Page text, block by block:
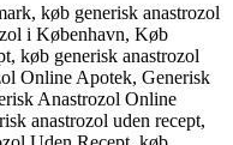
køb generisk anastrozol
i København, Køb
køb generisk anastrozol
Online Apotek, Generisk
Anastrozol Online
anastrozol uden recept,